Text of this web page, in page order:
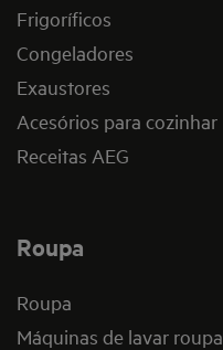
Frigoríficos
Congeladores
Exaustores
Acesórios para cozinhar
Receitas AEG
Roupa
Roupa
Máquinas de lavar roupa